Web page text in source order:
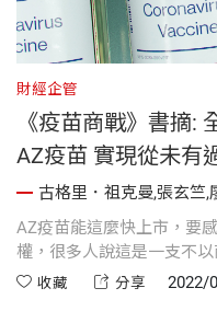
財經企管
《疫苗商戰》書摘:
AZ疫苗 實現從未有
古格里．祖克曼,張玄竺,
AZ疫苗能這麼快上市，要
權，很多人說這是一支不
國牛津大學研發團隊是如何
收藏 分享 2022/